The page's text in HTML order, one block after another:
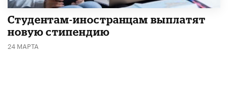
Студентам-иностранцам выплатят
новую стипендию
24 МАРТА